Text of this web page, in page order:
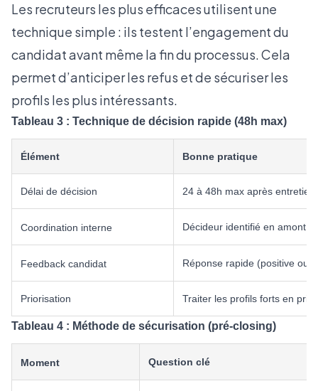
Les recruteurs les plus efficacesutilisent une
technique simple : ils testent l’engagement du
candidat avant même la fin du processus. Cela
permet d’anticiper les refus et de sécuriser les
profils les plus intéressants.
Tableau 3 : Technique de décision rapide (48h max)
Élément Bonne pratique
Délai de décision 24 à 48h max après entretien
Coordination interne Décideur identifié en amont
Feedback candidat Réponse rapide (positive ou
Priorisation Traiter les profils forts en
Tableau 4 : Méthode de sécurisation (pré-closing)
Moment Question clé